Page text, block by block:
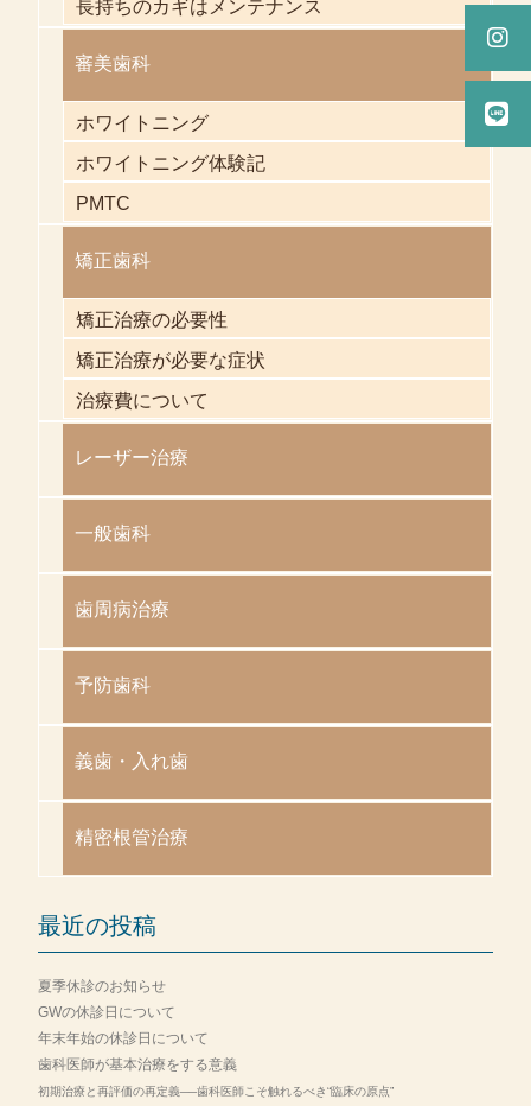
長持ちのカギはメンテナンス
審美歯科
ホワイトニング
ホワイトニング体験記
PMTC
矯正歯科
矯正治療の必要性
矯正治療が必要な症状
治療費について
レーザー治療
一般歯科
歯周病治療
予防歯科
義歯・入れ歯
精密根管治療
最近の投稿
夏季休診のお知らせ
GWの休診日について
年末年始の休診日について
歯科医師が基本治療をする意義
初期治療と再評価の再定義──歯科医師こそ触れるべき“臨床の原点”